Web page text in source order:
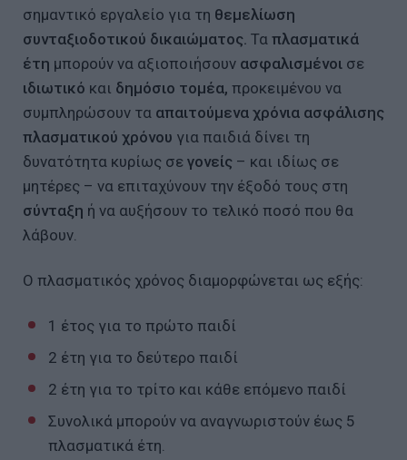
σημαντικό εργαλείο για τη θεμελίωση
συνταξιοδοτικού δικαιώματος. Τα πλασματικά
έτη μπορούν να αξιοποιήσουν ασφαλισμένοι σε
ιδιωτικό και δημόσιο τομέα, προκειμένου να
συμπληρώσουν τα απαιτούμενα χρόνια ασφάλισης
πλασματικού χρόνου για παιδιά δίνει τη
δυνατότητα κυρίως σε γονείς – και ιδίως σε
μητέρες – να επιταχύνουν την έξοδό τους στη
σύνταξη ή να αυξήσουν το τελικό ποσό που θα
λάβουν.
Ο πλασματικός χρόνος διαμορφώνεται ως εξής:
1 έτος για το πρώτο παιδί
2 έτη για το δεύτερο παιδί
2 έτη για το τρίτο και κάθε επόμενο παιδί
Συνολικά μπορούν να αναγνωριστούν έως 5
πλασματικά έτη.